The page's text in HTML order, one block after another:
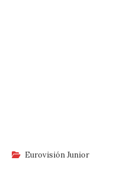
Eurovisión Junior